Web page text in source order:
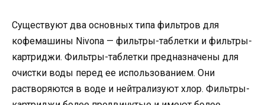
Существуют два основных типа фильтров для
кофемашины Nivona — фильтры-таблетки и фильтры-
картриджи. Фильтры-таблетки предназначены для
очистки воды перед ее использованием. Они
растворяются в воде и нейтрализуют хлор. Фильтры-